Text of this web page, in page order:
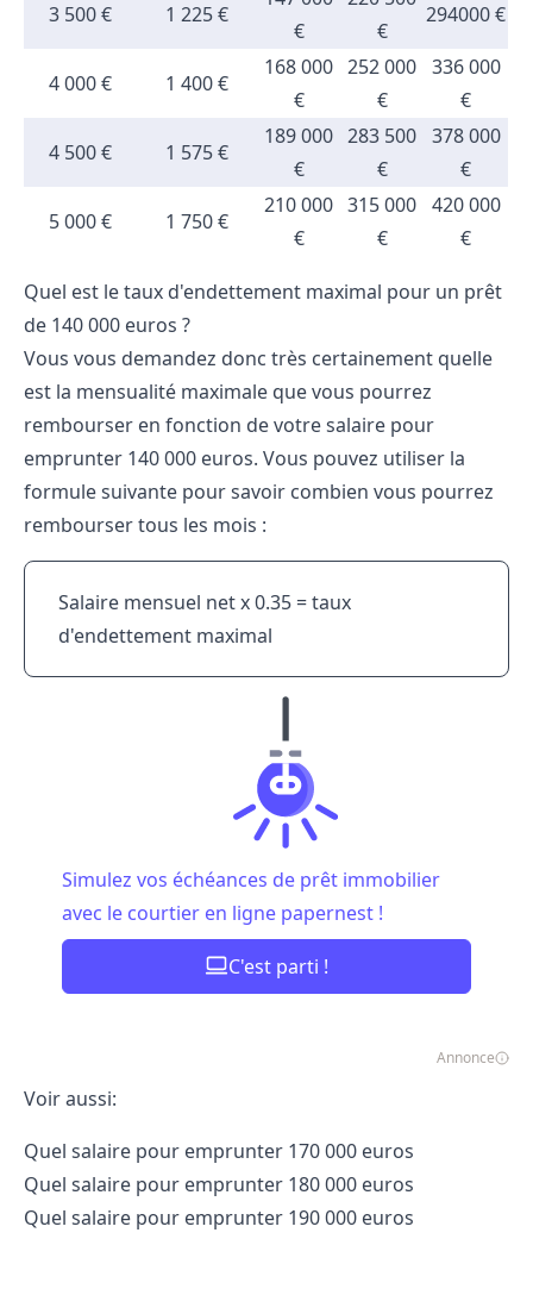
3 500 € 1 225 €
€
€
294000 €
4 000 € 1 400 €
168 000
€
252 000
€
336 000
€
4 500 €
1 575 €
189 000
€
283 500
€
378 000
€
5 000 €
1 750 €
210 000
€
315 000
€
420 000
€
Quel est le taux d'endettement maximal pour un prêt
de 140 000 euros ?
Vous vous demandez donc très certainement quelle
est la mensualité maximale que vous pourrez
rembourser en fonction de votre salaire pour
emprunter 140 000 euros. Vous pouvez utiliser la
formule suivante pour savoir combien vous pourrez
rembourser tous les mois :
Salaire mensuel net x 0.35 = taux
d'endettement maximal
Simulez vos échéances de prêt immobilier
avec le courtier en ligne papernest !
C'est parti !
Annonce
Voir aussi:
Quel salaire pour emprunter 170 000 euros
Quel salaire pour emprunter 180 000 euros
Quel salaire pour emprunter 190 000 euros